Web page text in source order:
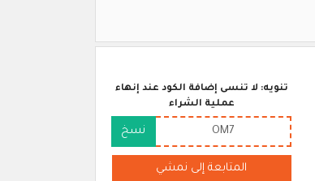
تنويه: لا تنسى إضافة الكود عند إنهاء
عملية الشراء
OM7 نسخ
المتابعة إلى نمشي